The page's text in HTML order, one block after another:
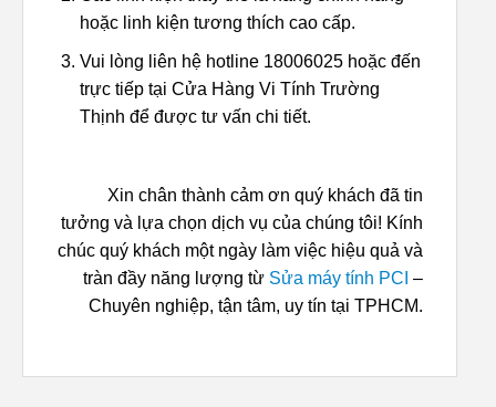
hoặc linh kiện tương thích cao cấp.
Vui lòng liên hệ hotline 18006025 hoặc đến
trực tiếp tại Cửa Hàng Vi Tính Trường
Thịnh để được tư vấn chi tiết.
Xin chân thành cảm ơn quý khách đã tin
tưởng và lựa chọn dịch vụ của chúng tôi! Kính
chúc quý khách một ngày làm việc hiệu quả và
tràn đầy năng lượng từ Sửa máy tính PCI –
Chuyên nghiệp, tận tâm, uy tín tại TPHCM.